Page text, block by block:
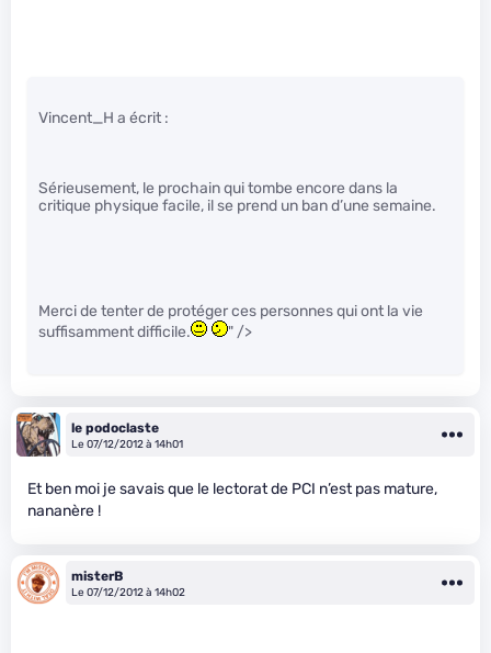
Vincent_H a écrit :
Sérieusement, le prochain qui tombe encore dans la
critique physique facile, il se prend un ban d’une semaine.
Merci de tenter de protéger ces personnes qui ont la vie
suffisamment difficile.
" />
le podoclaste
Le 07/12/2012 à 14h01
Et ben moi je savais que le lectorat de PCI n’est pas mature,
nananère !
misterB
Le 07/12/2012 à 14h02